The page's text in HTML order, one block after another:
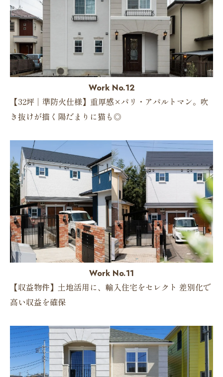
Work No.12
【32坪｜準防火仕様】重厚感×パリ・アパルトマン。吹
き抜けが描く陽だまりに猫も◎
Work No.11
【収益物件】土地活用に、輸入住宅をセレクト 差別化で
高い収益を確保